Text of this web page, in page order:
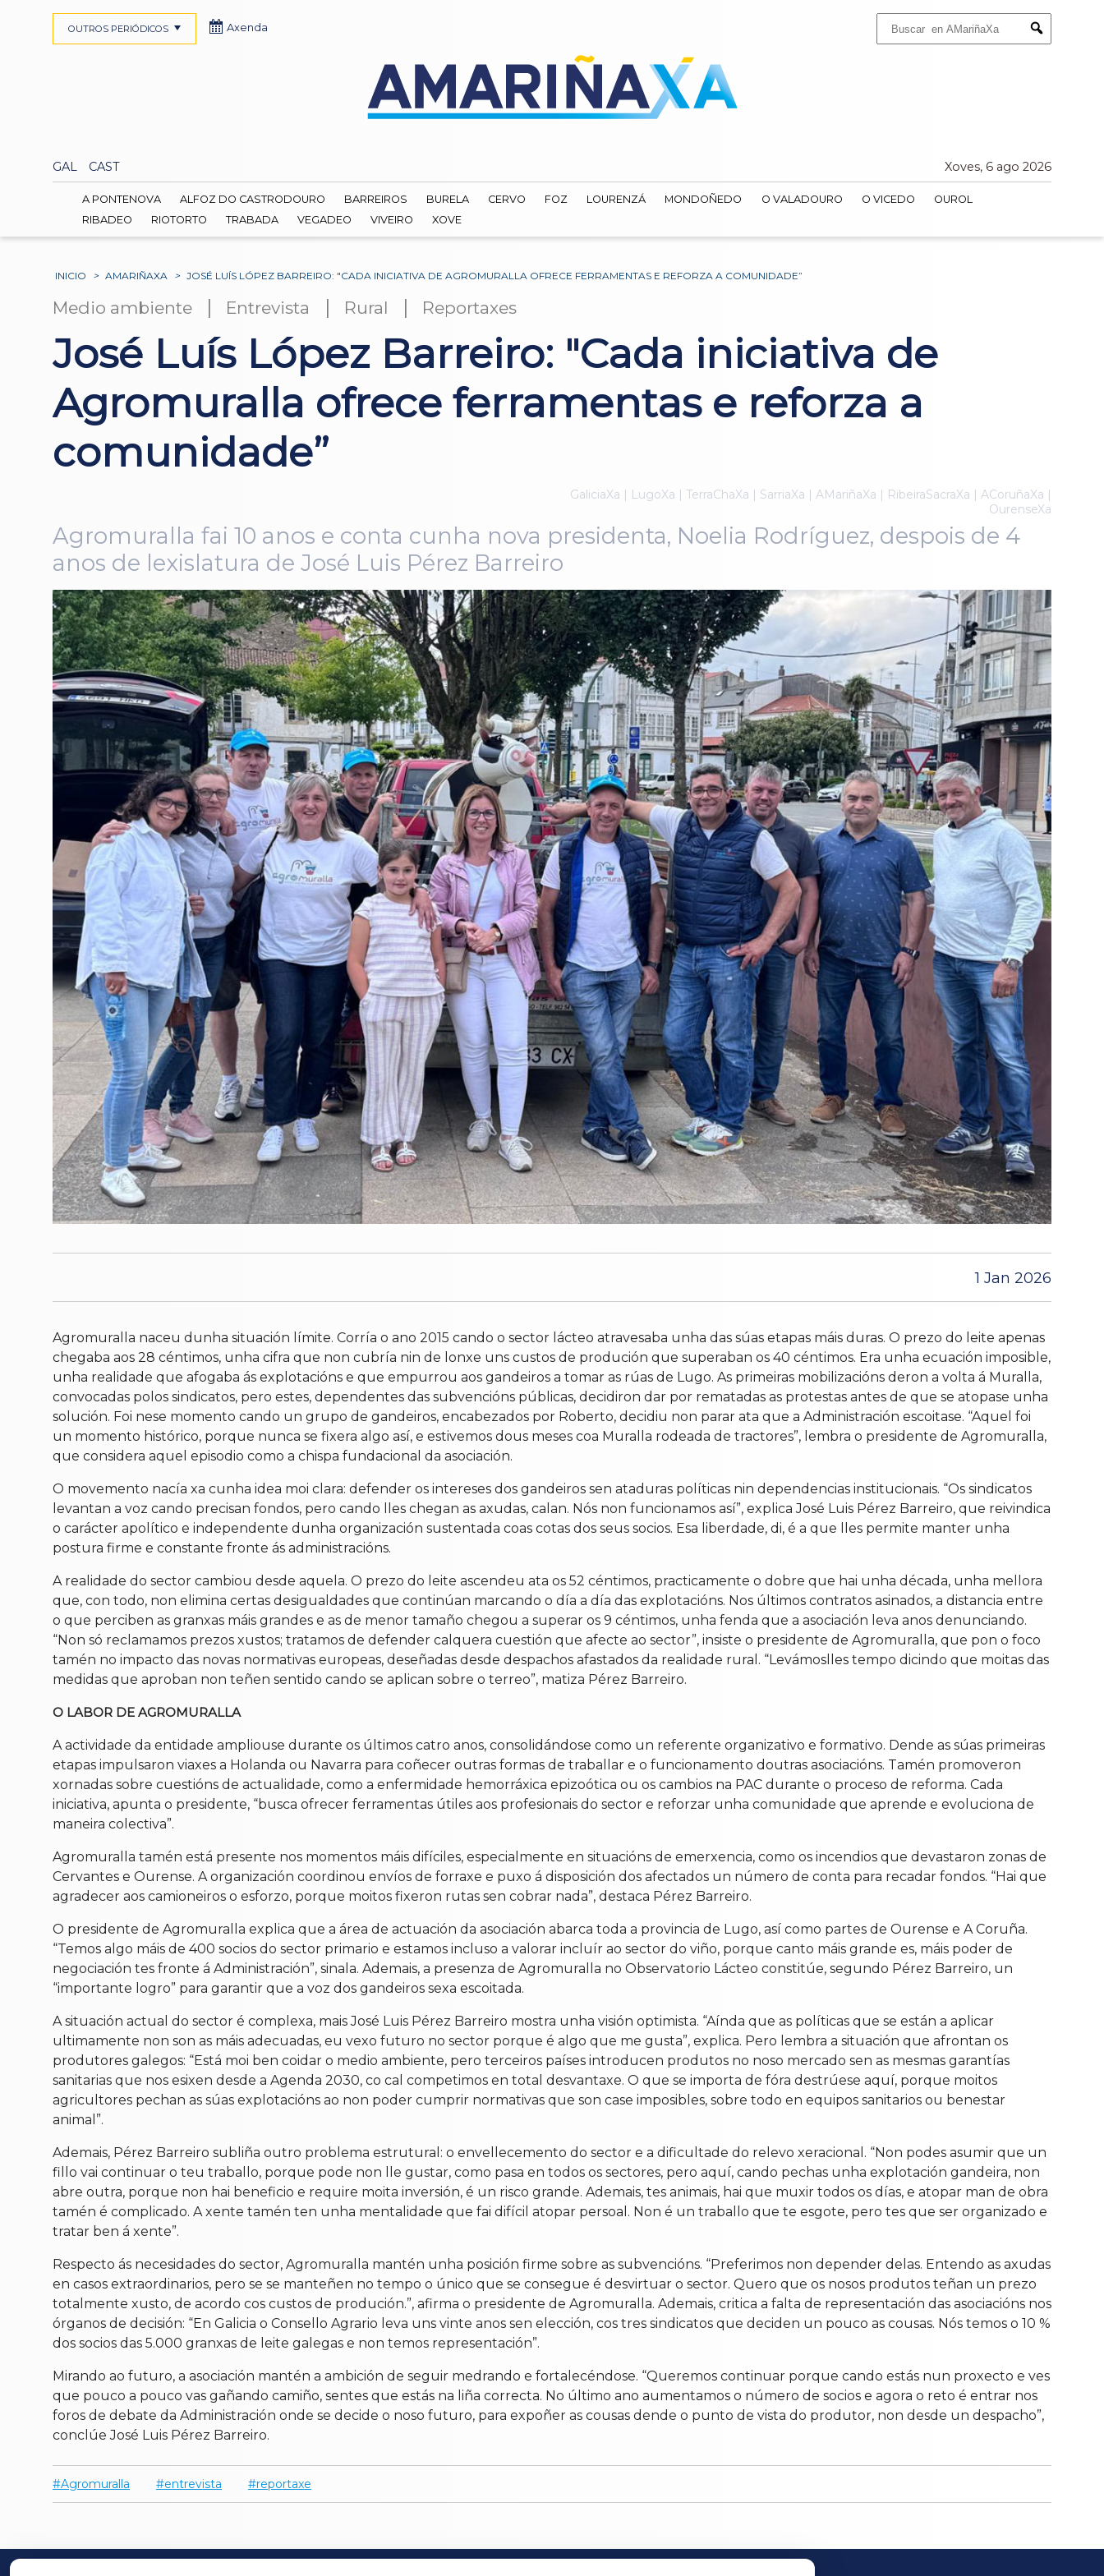
Submit
GAL CAST Xoves, 6 ago 2026
OUTROS PERIÓDICOS Axenda
A PONTENOVA ALFOZ DO CASTRODOURO BARREIROS BURELA CERVO FOZ LOURENZÁ MONDOÑEDO O VALADOURO O VICEDO
OUROL
RIBADEO
RIOTORTO TRABADA VEGADEO VIVEIRO XOVE
INICIO > AMARIÑAXA > JOSÉ LUÍS LÓPEZ BARREIRO: "CADA INICIATIVA DE AGROMURALLA OFRECE FERRAMENTAS E REFORZA A COMUNIDADE”
Medio ambiente | Entrevista | Rural | Reportaxes
José Luís López Barreiro: "Cada iniciativa de
Agromuralla ofrece ferramentas e reforza a
comunidade”
GaliciaXa | LugoXa | TerraChaXa | SarriaXa | AMariñaXa | RibeiraSacraXa | ACoruñaXa |
OurenseXa
Agromuralla fai 10 anos e conta cunha nova presidenta, Noelia Rodríguez, despois de 4
anos de lexislatura de José Luis Pérez Barreiro
1 Jan 2026
Agromuralla naceu dunha situación límite. Corría o ano 2015 cando o sector lácteo atravesaba unha das súas etapas máis duras. O prezo do leite apenas
chegaba aos 28 céntimos, unha cifra que non cubría nin de lonxe uns custos de produción que superaban os 40 céntimos. Era unha ecuación imposible,
unha realidade que afogaba ás explotacións e que empurrou aos gandeiros a tomar as rúas de Lugo. As primeiras mobilizacións deron a volta á Muralla,
convocadas polos sindicatos, pero estes, dependentes das subvencións públicas, decidiron dar por rematadas as protestas antes de que se atopase unha
solución. Foi nese momento cando un grupo de gandeiros, encabezados por Roberto, decidiu non parar ata que a Administración escoitase. “Aquel foi
un momento histórico, porque nunca se fixera algo así, e estivemos dous meses coa Muralla rodeada de tractores”, lembra o presidente de Agromuralla,
que considera aquel episodio como a chispa fundacional da asociación.
O movemento nacía xa cunha idea moi clara: defender os intereses dos gandeiros sen ataduras políticas nin dependencias institucionais. “Os sindicatos
levantan a voz cando precisan fondos, pero cando lles chegan as axudas, calan. Nós non funcionamos así”, explica José Luis Pérez Barreiro, que reivindica
o carácter apolítico e independente dunha organización sustentada coas cotas dos seus socios. Esa liberdade, di, é a que lles permite manter unha
postura firme e constante fronte ás administracións.
A realidade do sector cambiou desde aquela. O prezo do leite ascendeu ata os 52 céntimos, practicamente o dobre que hai unha década, unha mellora
que, con todo, non elimina certas desigualdades que continúan marcando o día a día das explotacións. Nos últimos contratos asinados, a distancia entre
o que perciben as granxas máis grandes e as de menor tamaño chegou a superar os 9 céntimos, unha fenda que a asociación leva anos denunciando.
“Non só reclamamos prezos xustos; tratamos de defender calquera cuestión que afecte ao sector”, insiste o presidente de Agromuralla, que pon o foco
tamén no impacto das novas normativas europeas, deseñadas desde despachos afastados da realidade rural. “Levámoslles tempo dicindo que moitas das
medidas que aproban non teñen sentido cando se aplican sobre o terreo”, matiza Pérez Barreiro.
O LABOR DE AGROMURALLA
A actividade da entidade ampliouse durante os últimos catro anos, consolidándose como un referente organizativo e formativo. Dende as súas primeiras
etapas impulsaron viaxes a Holanda ou Navarra para coñecer outras formas de traballar e o funcionamento doutras asociacións. Tamén promoveron
xornadas sobre cuestións de actualidade, como a enfermidade hemorráxica epizoótica ou os cambios na PAC durante o proceso de reforma. Cada
iniciativa, apunta o presidente, “busca ofrecer ferramentas útiles aos profesionais do sector e reforzar unha comunidade que aprende e evoluciona de
maneira colectiva”.
Agromuralla tamén está presente nos momentos máis difíciles, especialmente en situacións de emerxencia, como os incendios que devastaron zonas de
Cervantes e Ourense. A organización coordinou envíos de forraxe e puxo á disposición dos afectados un número de conta para recadar fondos. “Hai que
agradecer aos camioneiros o esforzo, porque moitos fixeron rutas sen cobrar nada”, destaca Pérez Barreiro.
O presidente de Agromuralla explica que a área de actuación da asociación abarca toda a provincia de Lugo, así como partes de Ourense e A Coruña.
“Temos algo máis de 400 socios do sector primario e estamos incluso a valorar incluír ao sector do viño, porque canto máis grande es, máis poder de
negociación tes fronte á Administración”, sinala. Ademais, a presenza de Agromuralla no Observatorio Lácteo constitúe, segundo Pérez Barreiro, un
“importante logro” para garantir que a voz dos gandeiros sexa escoitada.
A situación actual do sector é complexa, mais José Luis Pérez Barreiro mostra unha visión optimista. “Aínda que as políticas que se están a aplicar
ultimamente non son as máis adecuadas, eu vexo futuro no sector porque é algo que me gusta”, explica. Pero lembra a situación que afrontan os
produtores galegos: “Está moi ben coidar o medio ambiente, pero terceiros países introducen produtos no noso mercado sen as mesmas garantías
sanitarias que nos esixen desde a Agenda 2030, co cal competimos en total desvantaxe. O que se importa de fóra destrúese aquí, porque moitos
agricultores pechan as súas explotacións ao non poder cumprir normativas que son case imposibles, sobre todo en equipos sanitarios ou benestar
animal”.
Ademais, Pérez Barreiro subliña outro problema estrutural: o envellecemento do sector e a dificultade do relevo xeracional. “Non podes asumir que un
fillo vai continuar o teu traballo, porque pode non lle gustar, como pasa en todos os sectores, pero aquí, cando pechas unha explotación gandeira, non
abre outra, porque non hai beneficio e require moita inversión, é un risco grande. Ademais, tes animais, hai que muxir todos os días, e atopar man de obra
tamén é complicado. A xente tamén ten unha mentalidade que fai difícil atopar persoal. Non é un traballo que te esgote, pero tes que ser organizado e
tratar ben á xente”.
Respecto ás necesidades do sector, Agromuralla mantén unha posición firme sobre as subvencións. “Preferimos non depender delas. Entendo as axudas
en casos extraordinarios, pero se se manteñen no tempo o único que se consegue é desvirtuar o sector. Quero que os nosos produtos teñan un prezo
totalmente xusto, de acordo cos custos de produción.”, afirma o presidente de Agromuralla. Ademais, critica a falta de representación das asociacións nos
órganos de decisión: “En Galicia o Consello Agrario leva uns vinte anos sen elección, cos tres sindicatos que deciden un pouco as cousas. Nós temos o 10 %
dos socios das 5.000 granxas de leite galegas e non temos representación”.
Mirando ao futuro, a asociación mantén a ambición de seguir medrando e fortalecéndose. “Queremos continuar porque cando estás nun proxecto e ves
que pouco a pouco vas gañando camiño, sentes que estás na liña correcta. No último ano aumentamos o número de socios e agora o reto é entrar nos
foros de debate da Administración onde se decide o noso futuro, para expoñer as cousas dende o punto de vista do produtor, non desde un despacho”,
conclúe José Luis Pérez Barreiro.
Agromuralla entrevista reportaxe